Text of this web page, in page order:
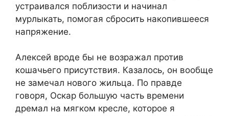
устраивался поблизости и начинал
мурлыкать, помогая сбросить накопившееся
напряжение.
Алексей вроде бы не возражал против
кошачьего присутствия. Казалось, он вообще
не замечал нового жильца. По правде
говоря, Оскар большую часть времени
дремал на мягком кресле, которое я